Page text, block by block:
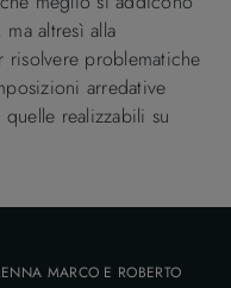
altresì alla
problematiche
arredative
realizzabili su
MARCO E ROBERTO